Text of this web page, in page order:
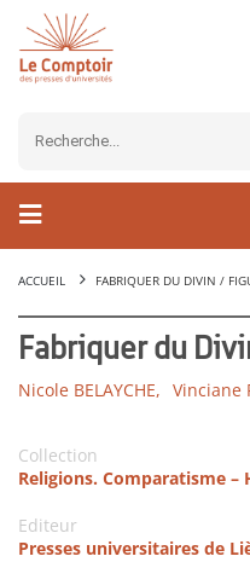
ACCUEIL FABRIQUER DU DIVIN /
Fabriquer du
Nicole BELAYCHE, Vinciane
Collection
Religions. Comparatisme
Editeur
Presses universitaires de